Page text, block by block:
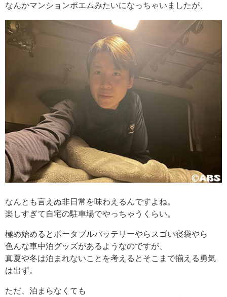
なんかマンションポエムみたいになっちゃいましたが、
なんとも言えぬ非日常を味わえるんですよね。
楽しすぎて自宅の駐車場でやっちゃうくらい。
極め始めるとポータブルバッテリーやらスゴい寝袋やら
色んな車中泊グッズがあるようなのですが、
真夏や冬は泊まれないことを考えるとそこまで揃える勇気
は出ず。
ただ、泊まらなくても